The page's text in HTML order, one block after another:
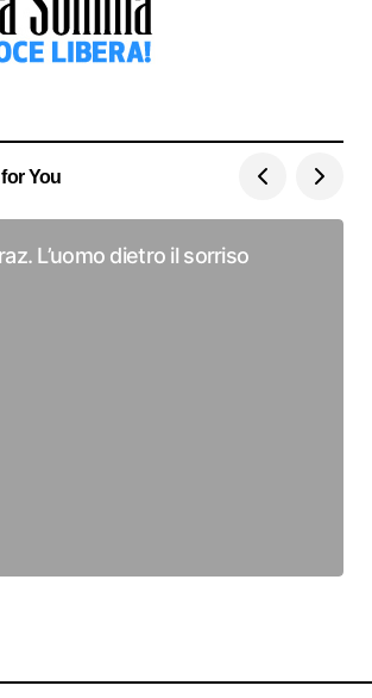
You
L’uomo dietro il sorriso